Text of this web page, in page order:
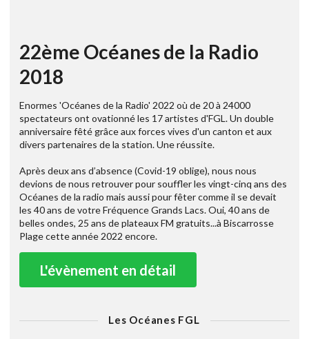
22ème Océanes de la Radio
2018
Enormes 'Océanes de la Radio' 2022 où de 20 à 24000
spectateurs ont ovationné les 17 artistes d'FGL. Un double
anniversaire fêté grâce aux forces vives d'un canton et aux
divers partenaires de la station. Une réussite.
Après deux ans d’absence (Covid-19 oblige), nous nous
devions de nous retrouver pour souffler les vingt-cinq ans des
Océanes de la radio mais aussi pour fêter comme il se devait
les 40 ans de votre Fréquence Grands Lacs. Oui, 40 ans de
belles ondes, 25 ans de plateaux FM gratuits...à Biscarrosse
Plage cette année 2022 encore.
L'évènement en détail
Les Océanes FGL